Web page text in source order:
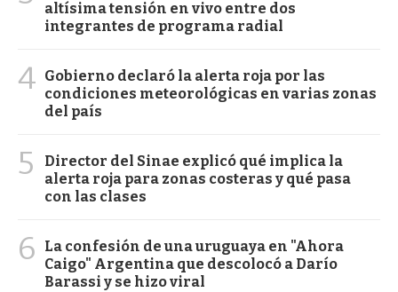
altísima tensión en vivo entre dos
integrantes de programa radial
4 Gobierno declaró la alerta roja por las
condiciones meteorológicas en varias zonas
del país
5
Director del Sinae explicó qué implica la
alerta roja para zonas costeras y qué pasa
con las clases
6
La confesión de una uruguaya en "Ahora
Caigo" Argentina que descolocó a Darío
Barassi y se hizo viral